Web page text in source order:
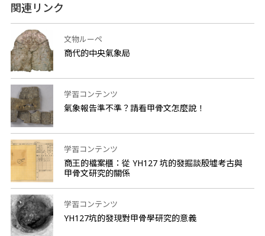
関連リンク
文物ルーペ
商代的中央氣象局
学習コンテンツ
氣象報告準不準？請看甲骨文怎麼說！
学習コンテンツ
商王的檔案櫃：從 YH127 坑的發掘談殷墟考古與
甲骨文研究的關係
学習コンテンツ
YH127坑的發現對甲骨學研究的意義